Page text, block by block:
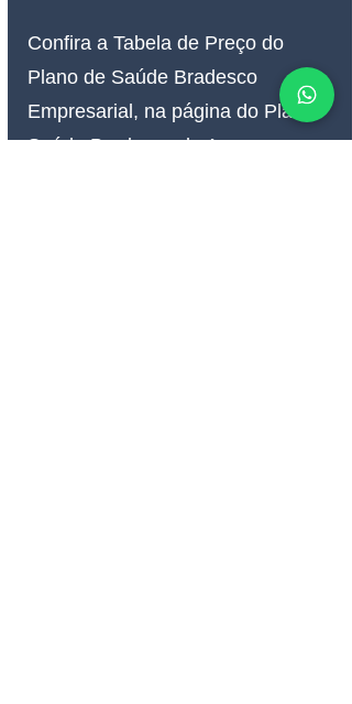
Confira a Tabela de Preço do
Plano de Saúde Bradesco
Empresarial, na página do Plano
Saúde Bradesco da Arpe